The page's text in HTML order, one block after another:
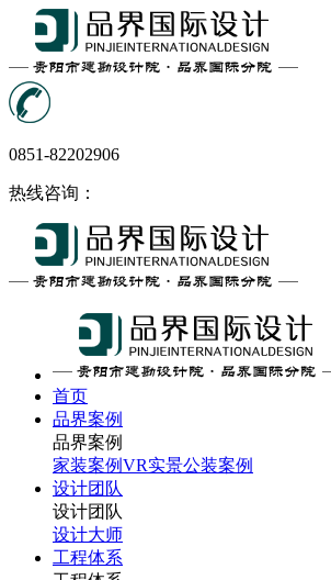
0851-82202906
热线咨询：
首页
品界案例
品界案例
家装案例VR实景公装案例
设计团队
设计团队
设计大师
工程体系